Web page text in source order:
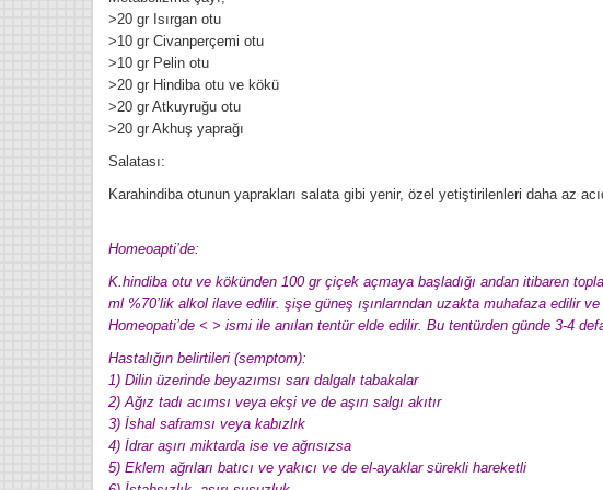
>20 gr Isırgan otu
>10 gr Civanperçemi otu
>10 gr Pelin otu
>20 gr Hindiba otu ve kökü
>20 gr Atkuyruğu otu
>20 gr Akhuş yaprağı
Salatası:
Karahindiba otunun yaprakları salata gibi yenir, özel yetiştirilenleri daha az
Homeoapti’de:
K.hindiba otu ve kökünden 100 gr çiçek açmaya başladığı andan itibaren
ml %70’lik alkol ilave edilir. şişe güneş ışınlarından uzakta muhafaza edilir
Homeopati’de < > ismi ile anılan tentür elde edilir. Bu tentürden günde 3-4
Hastalığın belirtileri (semptom):
1) Dilin üzerinde beyazımsı sarı dalgalı tabakalar
2) Ağız tadı acımsı veya ekşi ve de aşırı salgı akıtır
3) İshal saframsı veya kabızlık
4) İdrar aşırı miktarda ise ve ağrısızsa
5) Eklem ağrıları batıcı ve yakıcı ve de el-ayaklar sürekli hareketli